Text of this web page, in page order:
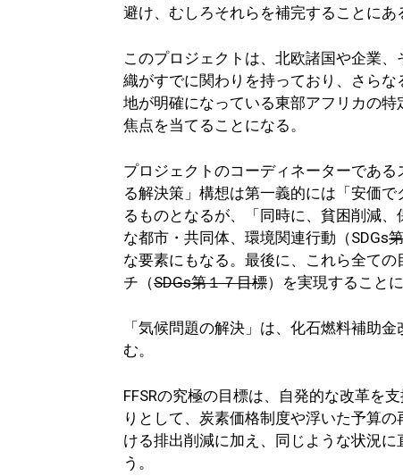
避け、むしろそれらを補完することにあ
このプロジェクトは、北欧諸国や企業、
織がすでに関わりを持っており、さらな
地が明確になっている東部アフリカの特
焦点を当てることになる。
プロジェクトのコーディネーターであ
る解決策」構想は第一義的には「安価
るものとなるが、「同時に、貧困削減
な都市・共同体、環境関連行動（SDGs
な要素にもなる。最後に、これら全て
チ（SDGs第１７目標）を実現すること
「気候問題の解決」は、化石燃料補助
む。
FFSRの究極の目標は、自発的な改革を
りとして、炭素価格制度や浮いた予算
ける排出削減に加え、同じような状況
う。